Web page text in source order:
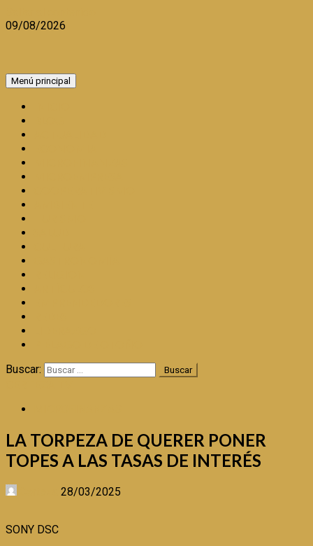
09/08/2026
Menú principal
Buscar:
LA TORPEZA DE QUERER PONER
TOPES A LAS TASAS DE INTERÉS
28/03/2025
SONY DSC